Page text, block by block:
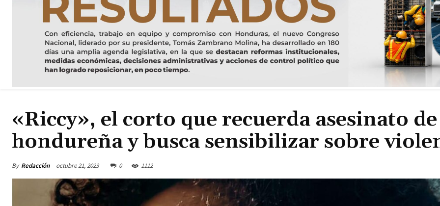
«Riccy», el corto que recuerda asesinato de
hondureña y busca sensibilizar sobre
By Redacción octubre 21, 2023 0 1112